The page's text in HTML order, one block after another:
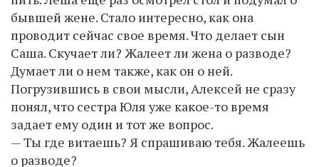
бывшей жене. Стало интересно, как она
проводит сейчас свое время. Что делает сын
Саша. Скучает ли? Жалеет ли жена о разводе?
Думает ли о нем также, как он о ней.
Погрузившись в свои мысли, Алексей не сразу
понял, что сестра Юля уже какое-то время
задает ему один и тот же вопрос.
— Ты где витаешь? Я спрашиваю тебя. Жалеешь
о разводе?